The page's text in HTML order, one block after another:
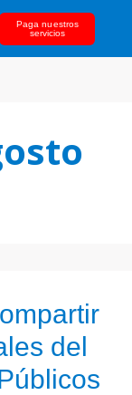
Paga nuestros
servicios
del